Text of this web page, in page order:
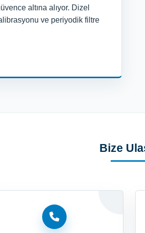
altına alıyor. Dizel
ve periyodik filtre
Bize